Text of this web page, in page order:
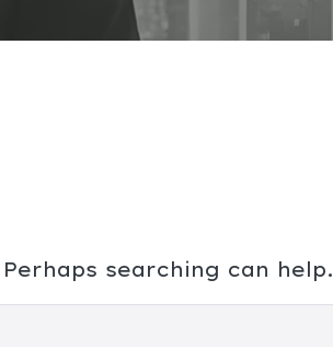
searching can help.